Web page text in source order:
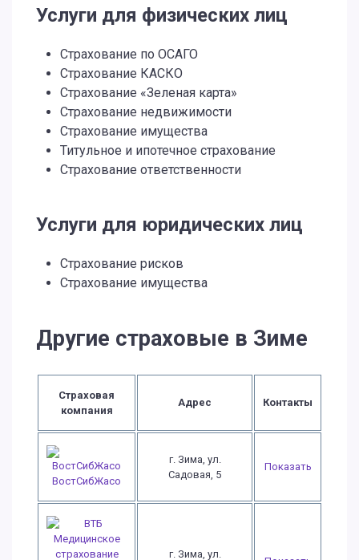
Услуги для физических лиц
Страхование по ОСАГО
Страхование КАСКО
Страхование «Зеленая карта»
Страхование недвижимости
Страхование имущества
Титульное и ипотечное страхование
Страхование ответственности
Услуги для юридических лиц
Страхование рисков
Страхование имущества
Другие страховые в Зиме
Страховая
компания
Адрес Контакты
ВостСибЖасо
г. Зима, ул.
Садовая, 5
Показать
г. Зима, ул.